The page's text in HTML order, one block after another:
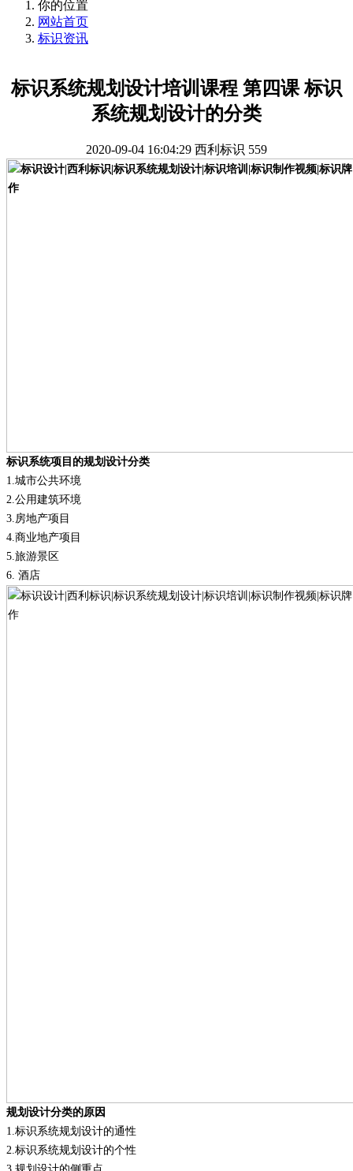
你的位置
网站首页
标识资讯
标识系统规划设计培训课程 第四课 标识
系统规划设计的分类
2020-09-04 16:04:29 西利标识 559
标识系统项目的规划设计分类
1. 城市公共环境
2. 公用建筑环境
3. 房地产项目
4. 商业地产项目
5. 旅游景区
6. 酒店
规划设计分类的原因
1. 标识系统规划设计的通性
2. 标识系统规划设计的个性